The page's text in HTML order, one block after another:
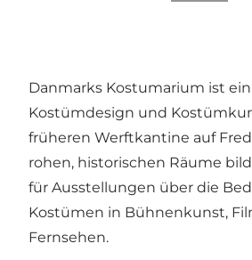
Danmarks Kostumarium ist
Kostümdesign und
früheren Werftkantine auf
rohen, historischen Räume
für Ausstellungen über die
Kostümen in Bühnenkunst,
Fernsehen.